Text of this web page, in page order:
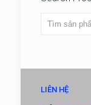
LIÊN HỆ